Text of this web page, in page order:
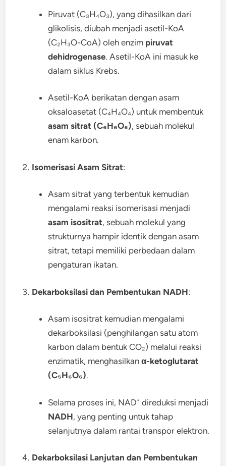
Piruvat (C₃H₄O₃), yang dihasilkan dari
glikolisis, diubah menjadi asetil-KoA
(C₂H₃O-CoA) oleh enzim piruvat
dehidrogenase. Asetil-KoA ini masuk ke
dalam siklus Krebs.
Asetil-KoA berikatan dengan asam
oksaloasetat (C₄H₄O₄) untuk membentuk
asam sitrat (C₆H₆O₆), sebuah molekul
enam karbon.
Isomerisasi Asam Sitrat:
Asam sitrat yang terbentuk kemudian
mengalami reaksi isomerisasi menjadi
asam isositrat, sebuah molekul yang
strukturnya hampir identik dengan asam
sitrat, tetapi memiliki perbedaan dalam
pengaturan ikatan.
Dekarboksilasi dan Pembentukan NADH:
Asam isositrat kemudian mengalami
dekarboksilasi (penghilangan satu atom
karbon dalam bentuk CO₂) melalui reaksi
enzimatik, menghasilkanα-ketoglutarat
(C₅H₆O₆).
Selama proses ini, NAD⁺ direduksi menjadi
NADH, yang penting untuk tahap
selanjutnya dalam rantai transpor elektron.
Dekarboksilasi Lanjutan dan Pembentukan